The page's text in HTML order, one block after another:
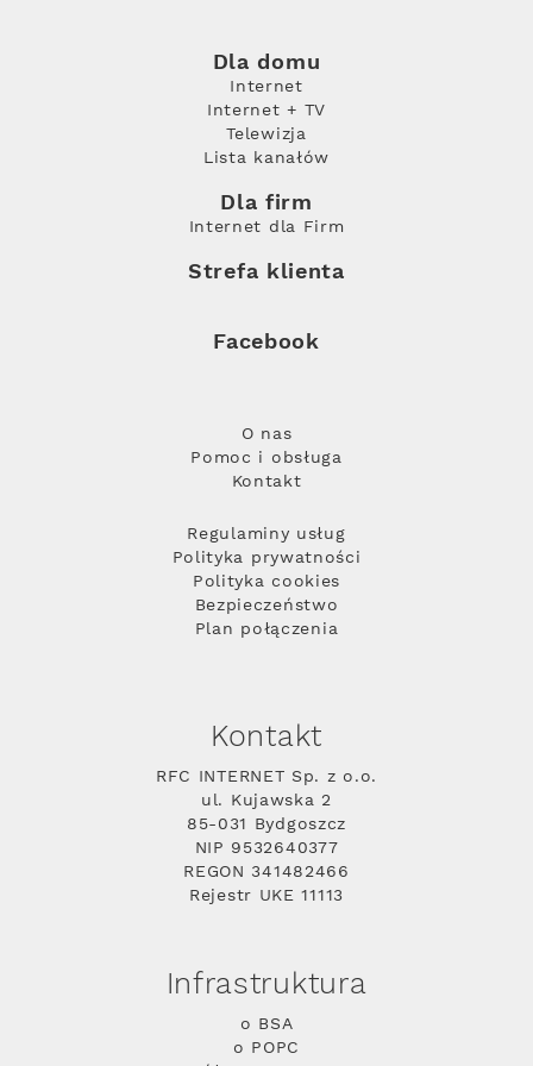
Dla domu
Internet
Internet + TV
Telewizja
Lista kanałów
Dla firm
Internet dla Firm
Strefa klienta
Facebook
O nas
Pomoc i obsługa
Kontakt
Regulaminy usług
Polityka prywatności
Polityka cookies
Bezpieczeństwo
Plan połączenia
Kontakt
RFC INTERNET Sp. z o.o.
ul. Kujawska 2
85-031 Bydgoszcz
NIP 9532640377
REGON 341482466
Rejestr UKE 11113
Infrastruktura
o BSA
o POPC